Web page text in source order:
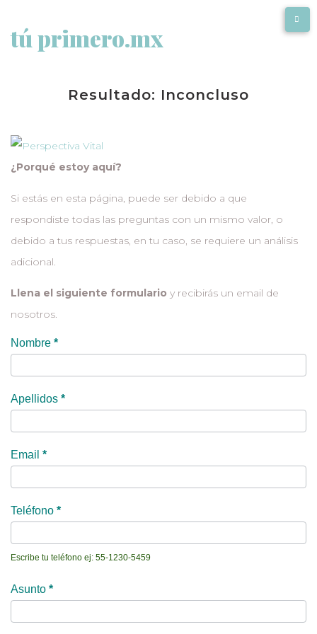
tú primero.mx
Resultado: Inconcluso
¿Porqué estoy aquí?
Si estás en esta página, puede ser debido a que
respondiste todas las preguntas con un mismo valor, o
debido a tus respuestas, en tu caso, se requiere un análisis
adicional.
Llena el siguiente formulario y recibirás un email de
nosotros.
Contáctame
Nombre *
Apellidos *
Email *
Teléfono *
Escribe tu teléfono ej: 55-1230-5459
Asunto *